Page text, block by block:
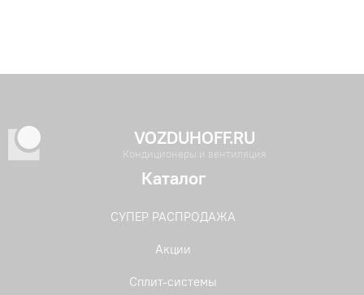
VOZDUHOFF.RU
Кондиционеры и вентиляция
Каталог
СУПЕР РАСПРОДАЖА
Акции
Сплит-системы